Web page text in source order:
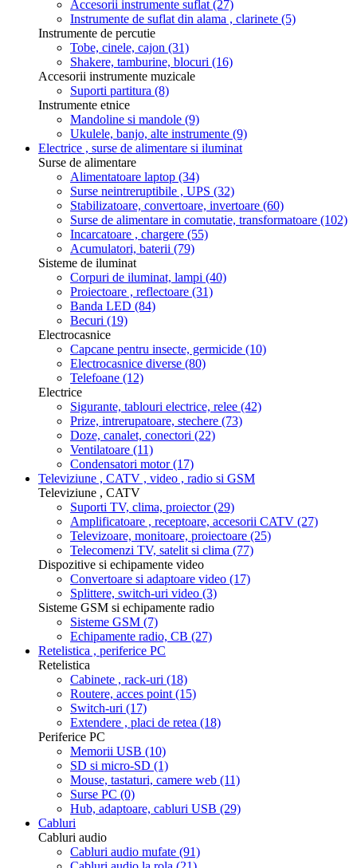
Accesorii instrumente suflat (27)
Instrumente de suflat din alama , clarinete (5)
Instrumente de percutie
Tobe, cinele, cajon (31)
Shakere, tamburine, blocuri (16)
Accesorii instrumente muzicale
Suporti partitura (8)
Instrumente etnice
Mandoline si mandole (9)
Ukulele, banjo, alte instrumente (9)
Electrice , surse de alimentare si iluminat
Surse de alimentare
Alimentatoare laptop (34)
Surse neintreruptibile , UPS (32)
Stabilizatoare, convertoare, invertoare (60)
Surse de alimentare in comutatie, transformatoare (102)
Incarcatoare , chargere (55)
Acumulatori, baterii (79)
Sisteme de iluminat
Corpuri de iluminat, lampi (40)
Proiectoare , reflectoare (31)
Banda LED (84)
Becuri (19)
Electrocasnice
Capcane pentru insecte, germicide (10)
Electrocasnice diverse (80)
Telefoane (12)
Electrice
Sigurante, tablouri electrice, relee (42)
Prize, intrerupatoare, stechere (73)
Doze, canalet, conectori (22)
Ventilatoare (11)
Condensatori motor(17)
Televiziune , CATV , video , radio si GSM
Televiziune , CATV
Suporti TV, clima, proiector(29)
Amplificatoare , receptoare, accesorii CATV (27)
Televizoare, monitoare, proiectoare (25)
Telecomenzi TV, satelit si clima (77)
Dispozitive si echipamente video
Convertoare si adaptoare video (17)
Splittere, switch-uri video (3)
Sisteme GSM si echipamente radio
Sisteme GSM (7)
Echipamente radio, CB (27)
Retelistica , periferice PC
Retelistica
Cabinete , rack-uri (18)
Routere, acces point (15)
Switch-uri (17)
Extendere , placi de retea (18)
Periferice PC
Memorii USB (10)
SD si micro-SD (1)
Mouse, tastaturi, camere web (11)
Surse PC (0)
Hub, adaptoare, cabluri USB (29)
Cabluri
Cabluri audio
Cabluri audio mufate (91)